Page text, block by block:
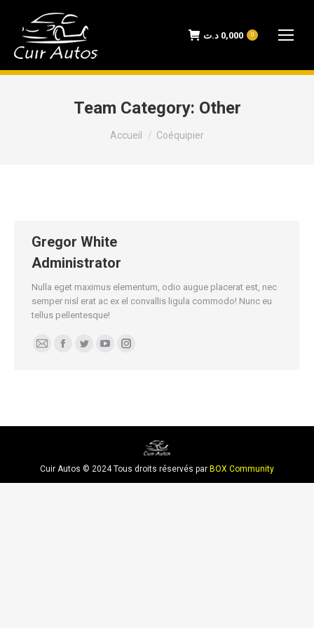
0,000 د.ت 0
Team Category: Other
Accueil Coéquipier
Gregor White
Administrator
Nulla eget maximus elementum, odio augue placerat est, nec
semper nisl erat ac ex el convallis ligula commodo! Nunc eu
tellus pellentesque!
E-
Facebook
Twitter YouTubeInstagram
Cuir Autos © 2024 Tous droits réservés par BOX Community